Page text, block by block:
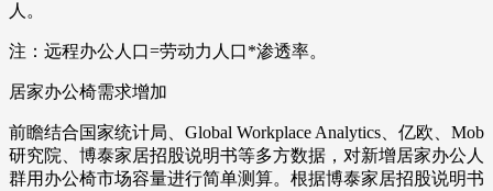
人。
注：远程办公人口=劳动力人口*渗透率。
居家办公椅需求增加
前瞻结合国家统计局、Global Workplace Analytics、亿欧、Mob
研究院、博泰家居招股说明书等多方数据，对新增居家办公人
群用办公椅市场容量进行简单测算。根据博泰家居招股说明书